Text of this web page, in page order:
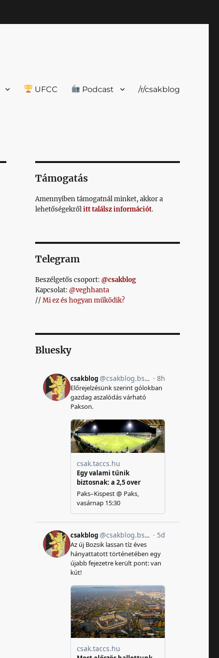
UFCC Podcast /r/csakblog
Támogatás
Amennyiben támogatnál minket, akkor a
lehetőségekrőlitt találsz információt.
Telegram
Beszélgetős csoport: @csakblog
Kapcsolat: @veghhanta
// Mi ez és hogyan működik?
Bluesky